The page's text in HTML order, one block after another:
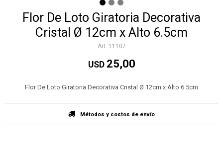
Flor De Loto Giratoria Decorativa
Cristal Ø 12cm x Alto 6.5cm
11107
USD 25,00
Flor De Loto Giratoria Decorativa Cristal Ø 12cm x Alto 6.5cm
Métodos y costos de envío